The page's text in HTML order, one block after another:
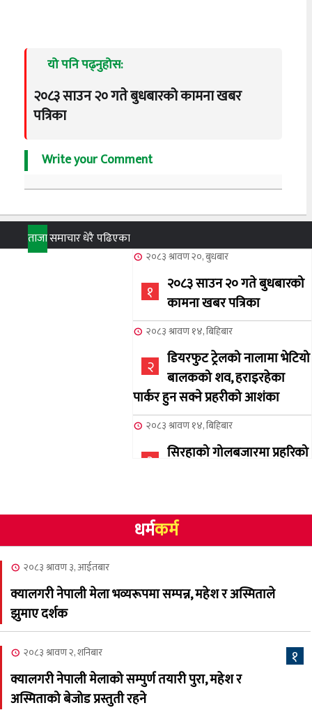
यो पनि पढ्नुहोस:
२०८३ साउन २० गते बुधबारको कामना खबर
पत्रिका
Write your Comment
ताजासमाचारधेरै पढिएका
२०८३ श्रावण २०, बुधबार
१
२०८३ साउन २० गते बुधबारको
कामना खबर पत्रिका
२०८३ श्रावण १४, बिहिबार
२
डियरफुट ट्रेलको नालामा भेटियो
बालकको शव, हराइरहेका
पार्कर हुन सक्ने प्रहरीको आशंका
२०८३ श्रावण १४, बिहिबार
३
सिरहाको गोलबजारमा प्रहरिको
४
NCSC को अध्यक्षमा घनेन्द्र
न्यौपाने बिजयी
नेप्लिज सोसाइटि अफ
२०८३ श्रावण ६, बुधबार
धर्मकर्म
२०८३ श्रावण ३, आईतबार
क्यालगरी नेपाली मेला भव्यरूपमा सम्पन्न, महेश र अस्मिताले
झुमाए दर्शक
१
२०८३ श्रावण २, शनिबार
क्यालगरी नेपाली मेलाको सम्पुर्ण तयारी पुरा, महेश र
अस्मिताको बेजोड प्रस्तुती रहने